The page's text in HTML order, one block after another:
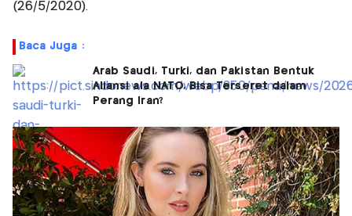
(26/5/2020).
Baca Juga :
Arab Saudi, Turki, dan Pakistan Bentuk
Aliansi ala NATO, Bisa Terseret dalam
Perang Iran?